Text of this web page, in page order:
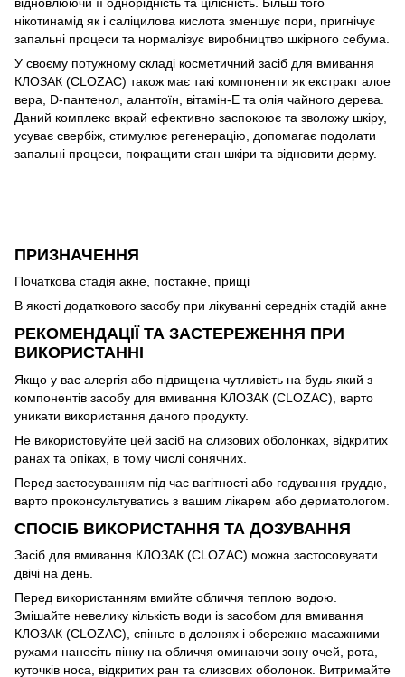
нікотинамід як і саліцилова кислота зменшує пори, пригнічує
запальні процеси та нормалізує виробництво шкірного себума.
У своєму потужному складі косметичний засіб для вмивання
КЛОЗАК (CLOZAC) також має такі компоненти як екстракт алое
вера, D-пантенол, алантоїн, вітамін-Е та олія чайного дерева.
Даний комплекс вкрай ефективно заспокоює та зволожу шкіру,
усуває свербіж, стимулює регенерацію, допомагає подолати
запальні процеси, покращити стан шкіри та відновити дерму.
ПРИЗНАЧЕННЯ
Початкова стадія акне, постакне, прищі
В якості додаткового засобу при лікуванні середніх стадій акне
РЕКОМЕНДАЦІЇ ТА ЗАСТЕРЕЖЕННЯ ПРИ
ВИКОРИСТАННІ
Якщо у вас алергія або підвищена чутливість на будь-який з
компонентів засобу для вмивання КЛОЗАК (CLOZAC), варто
уникати використання даного продукту.
Не використовуйте цей засіб на слизових оболонках, відкритих
ранах та опіках, в тому числі сонячних.
Перед застосуванням під час вагітності або годування груддю,
варто проконсультуватись з вашим лікарем або дерматологом.
СПОСІБ ВИКОРИСТАННЯ ТА ДОЗУВАННЯ
Засіб для вмивання КЛОЗАК (CLOZAC) можна застосовувати
двічі на день.
Перед використанням вмийте обличчя теплою водою.
Змішайте невелику кількість води із засобом для вмивання
КЛОЗАК (CLOZAC), спіньте в долонях і обережно масажними
рухами нанесіть пінку на обличчя оминаючи зону очей, рота,
куточків носа, відкритих ран та слизових оболонок. Витримайте